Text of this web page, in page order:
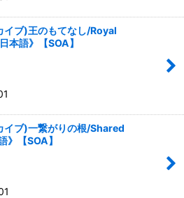
イブ)王のもてなし/Royal
本語》【SOA】
イブ)一繋がりの根/Shared
》【SOA】